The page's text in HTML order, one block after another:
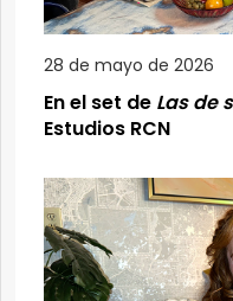
28 de mayo de 2026
En el set de Las de
Estudios RCN